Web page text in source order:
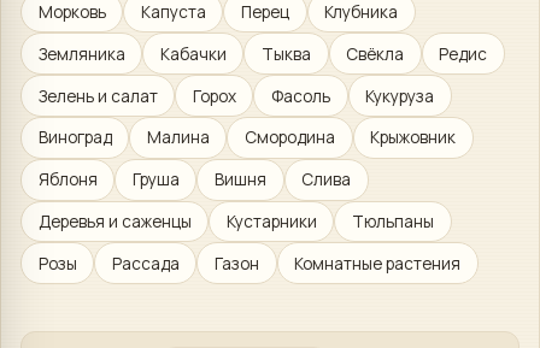
Морковь
Капуста Перец
Клубника
Земляника
Кабачки Тыква Свёкла
Редис
Зелень и салат
Горох Фасоль
Кукуруза
Виноград
Малина Смородина
Крыжовник
Яблоня
Груша Вишня
Слива
Деревья и саженцы
Кустарники
Тюльпаны
Розы
Рассада Газон Комнатные растения